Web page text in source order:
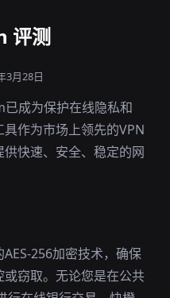
评测
3月28日
成为保护在线隐私和
作为市场上领先的VPN
快速、安全、稳定的网
256加密技术，确保
窃取。无论您是在公共